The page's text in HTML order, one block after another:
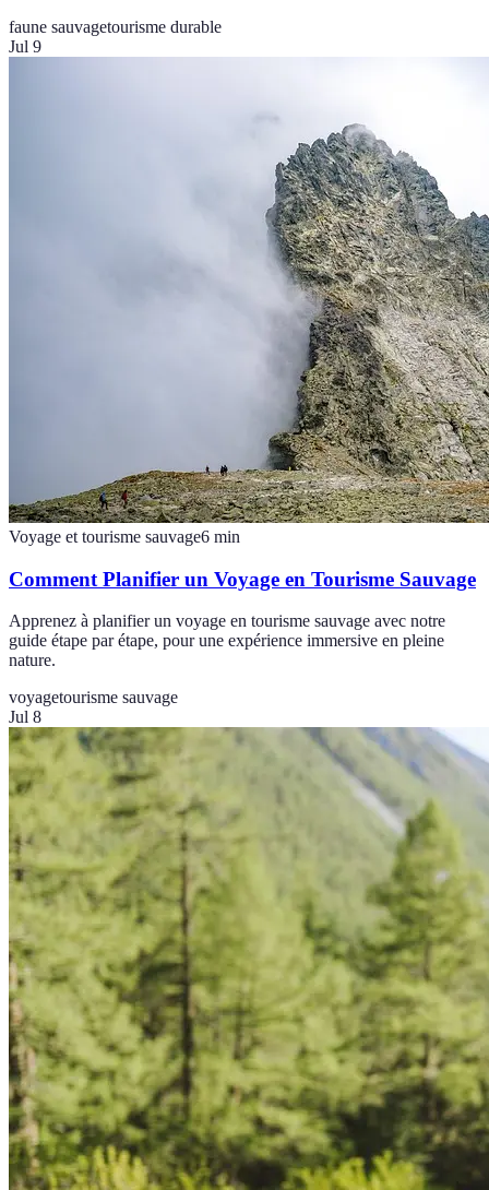
faune sauvagetourisme durable
Jul 9
Voyage et tourisme sauvage6 min
Comment Planifier un Voyage en Tourisme Sauvage
Apprenez à planifier un voyage en tourisme sauvage avec notre
guide étape par étape, pour une expérience immersive en pleine
nature.
voyagetourisme sauvage
Jul 8